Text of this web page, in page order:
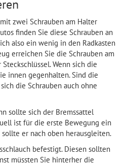
zwei Schrauben am Halter
finden Sie diese Schrauben an
also ein wenig in den Radkasten
erreichen Sie die Schrauben am
Wenn sich die
innen gegenhalten. Sind die
die Schrauben auch ohne
sollte sich der Bremssattel
ist für die erste Bewegung ein
er nach oben herausgleiten.
befestigt. Diesen sollten
müssten Sie hinterher die